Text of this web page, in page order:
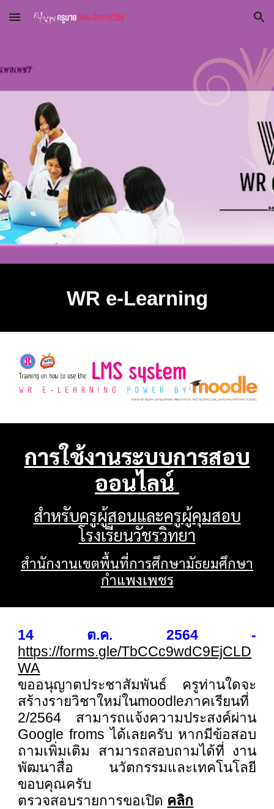
Skip to main content Skip to navigation
WR e-Learning
การใช้งานระบบการสอบ
ออนไลน์
สำหรับครูผู้สอนและครูผู้คุมสอบ
โรงเรียนวัชรวิทยา
สำนักงานเขตพื้นที่การศึกษามัธยมศึกษา
กำแพงเพชร
14 ต.ค. 2564 -
https://forms.gle/TbCCc9wdC9EjCLD
WA
ขออนุญาตประชาสัมพันธ์ ครูท่านใดจะ
สร้างรายวิชาใหม่ในmoodleภาคเรียนที่
2/2564 สามารถแจ้งความประสงค์ผ่าน
Google froms ได้เลยครับ หากมีข้อสอบ
ถามเพิ่มเติม สามารถสอบถามได้ที่ งาน
พัฒนาสื่อ นวัตกรรมและเทคโนโลยี
ขอบคุณครับ
ตรวจสอบรายการขอเปิด คลิก